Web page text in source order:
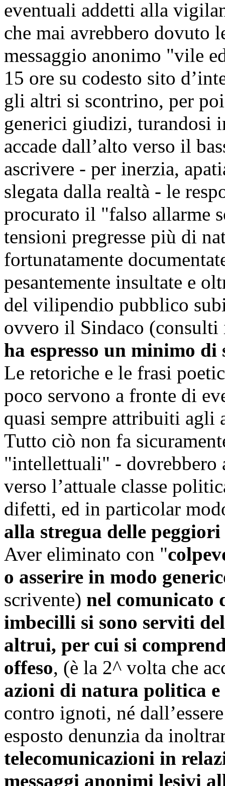
eventuali addetti alla
che mai avrebbero dovuto
messaggio anonimo "vile
15 ore su codesto sito
gli altri si scontrino, per
generici giudizi, turandosi
accade dall’alto verso il
ascrivere - per inerzia,
slegata dalla realtà - le
procurato il "falso allarme
tensioni pregresse più di
fortunatamente
pesantemente insultate e
del vilipendio pubblico
ovvero il Sindaco
ha espresso un minimo
Le retoriche e le frasi
poco servono a fronte di
quasi sempre attribuiti agli
Tutto ciò non fa
"intellettuali" - dovrebbero
verso l’attuale classe
difetti, ed in particolar
alla stregua delle
Aver eliminato con "
o asserire in modo
scrivente) nel comunicato
imbecilli si sono serviti
altrui, per cui si
offeso, (è la 2^ volta che
azioni di natura politica e
contro ignoti, né
esposto denunzia da
telecomunicazioni in
messaggi anonimi lesivi